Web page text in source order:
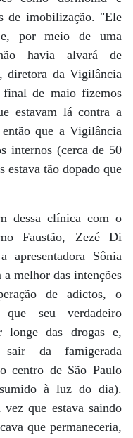
de imobilização. "Ele
por meio de uma
havia alvará de
diretora da Vigilância
de maio fizemos
estavam lá contra a
que a Vigilância
internos (cerca de 50
estava tão dopado que
dessa clínica com o
Faustão, Zezé Di
apresentadora Sônia
a melhor das intenções
de adictos, o
que seu verdadeiro
longe das drogas e,
da famigerada
centro de São Paulo
à luz do dia).
que estava saindo
que permaneceria,